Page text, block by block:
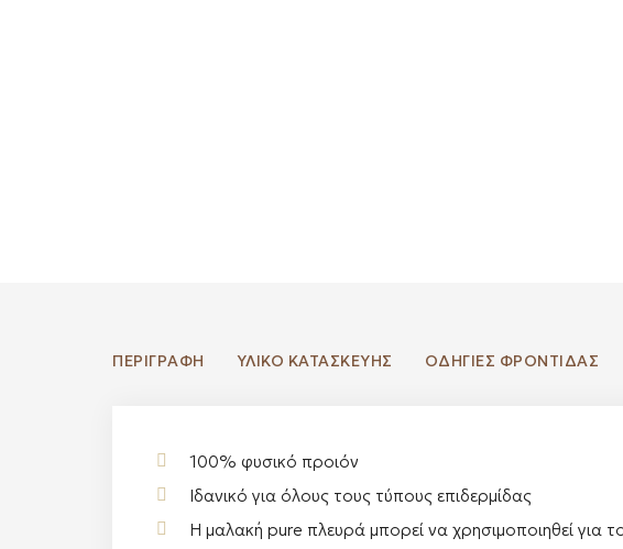
ΠΕΡΙΓΡΑΦΉ ΥΛΙΚΟ ΚΑΤΑΣΚΕΥΗΣ ΟΔΗΓΙΕΣ ΦΡΟΝΤΙΔΑΣ
100% φυσικό προιόν
Ιδανικό για όλους τους τύπους επιδερμίδας
Η μαλακή pure πλευρά μπορεί να χρησιμοποιηθεί για